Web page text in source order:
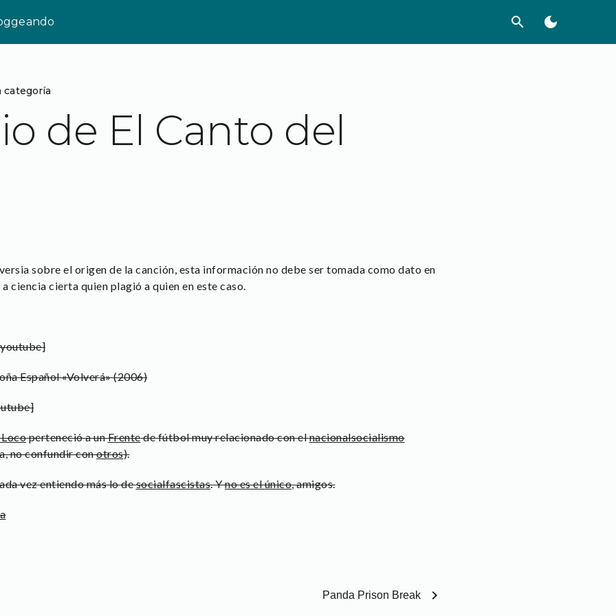
search dark_mode
categoría
de El Canto del
sobre el origen de la canción, esta información no debe ser tomada como dato en
ciencia cierta quien plagió a quien en este caso.
Español «Volverá» (2006)
perteneció a unFrentede fútbol muy relacionado con elnacionalsocialismo
no confundir conotros).
vez entiendo más lo desocialfascistas. Yno es el único, amigos.
Panda Prison Break chevron_right